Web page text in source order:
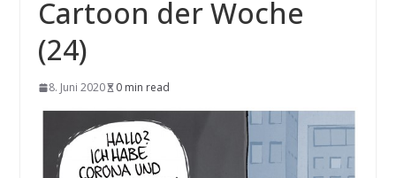
Cartoon der Woche
(24)
8. Juni 2020 0 min read